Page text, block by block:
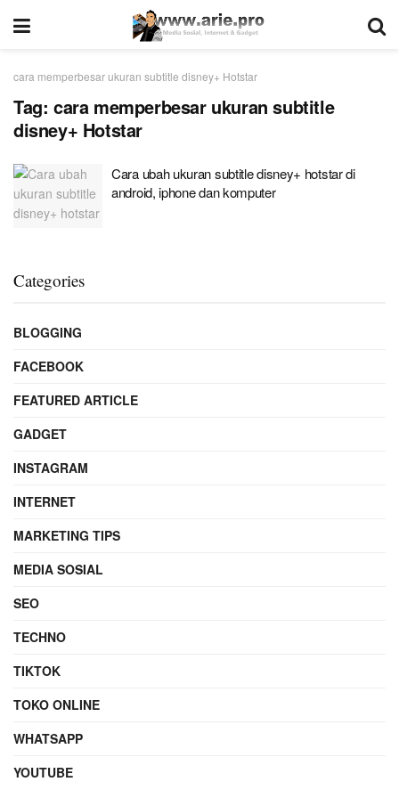
cara memperbesar ukuran subtitle disney+ Hotstar
Tag: cara memperbesar ukuran subtitle
disney+ Hotstar
Cara ubah ukuran subtitle disney+ hotstar di
android, iphone dan komputer
Categories
BLOGGING
FACEBOOK
FEATURED ARTICLE
GADGET
INSTAGRAM
INTERNET
MARKETING TIPS
MEDIA SOSIAL
SEO
TECHNO
TIKTOK
TOKO ONLINE
WHATSAPP
YOUTUBE